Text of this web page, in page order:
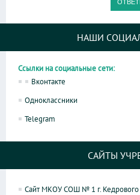
НАШИ
Ссылки на социальные сети:
Вконтакте
Одноклассники
Telegram
САЙТЫ
Сайт МКОУ СОШ № 1 г. Кедрового